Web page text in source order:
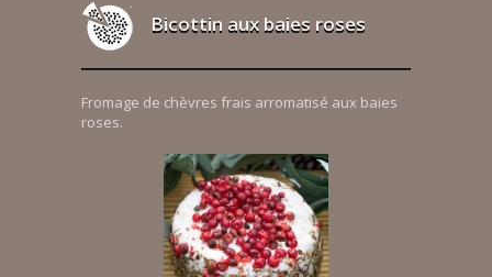
Bicottin aux baies roses
Fromage de chèvres frais arromatisé aux baies
roses.